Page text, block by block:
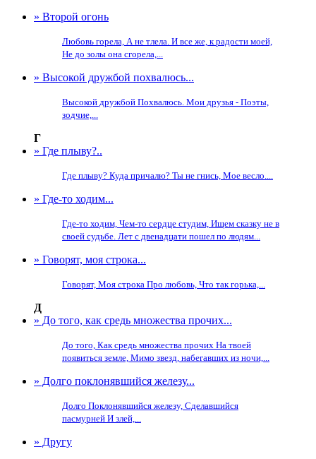
» Второй огонь
Любовь горела, А не тлела. И все же, к радости моей,
Не до золы она сгорела,...
» Высокой дружбой похвалюсь...
Высокой дружбой Похвалюсь. Мои друзья - Поэты,
зодчие,...
Г
» Где плыву?..
Где плыву? Куда причалю? Ты не гнись, Мое весло....
» Где-то ходим...
Где-то ходим, Чем-то сердце студим, Ищем сказку не в
своей судьбе. Лет с двенадцати пошел по людям...
» Говорят, моя строка...
Говорят, Моя строка Про любовь, Что так горька,...
Д
» До того, как средь множества прочих...
До того, Как средь множества прочих На твоей
появиться земле, Мимо звезд, набегавших из ночи,...
» Долго поклонявшийся железу...
Долго Поклонявшийся железу, Сделавшийся
пасмурней И злей,...
» Другу